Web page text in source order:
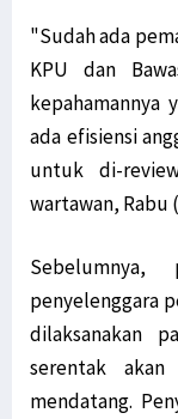
"Sudah ada
KPU dan
kepahamannya
ada efisiensi
untuk di-
wartawan, Rabu
penyelenggara
dilaksanakan
serentak
mendatang.